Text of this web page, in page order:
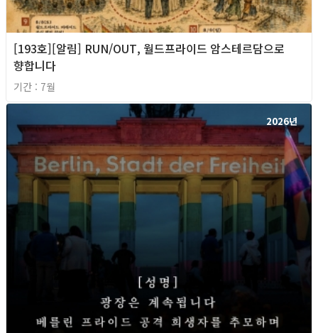
[193호][알림] RUN/OUT, 월드프라이드 암스테르담으로
향합니다
기간 : 7월
2026년